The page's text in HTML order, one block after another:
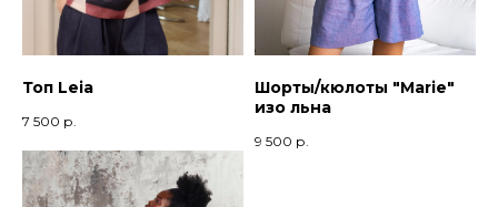
Топ Leia
7 500 р.
Шорты/кюлоты "Marie"
изо льна
9 500 р.